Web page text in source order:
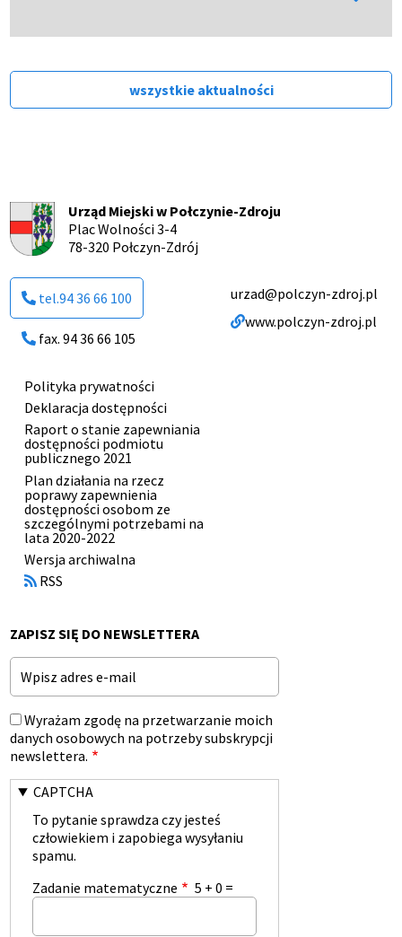
strony BIP…
wszystkie aktualności
Urząd Miejski w Połczynie-Zdroju
Plac Wolności 3-4
78-320 Połczyn-Zdrój
tel.94 36 66 100
fax. 94 36 66 105
urzad@polczyn-zdroj.pl
www.polczyn-zdroj.pl
Menu
stopki
Polityka prywatności
Deklaracja dostępności
Raport o stanie zapewniania
dostępności podmiotu
publicznego 2021
Plan działania na rzecz
poprawy zapewnienia
dostępności osobom ze
szczególnymi potrzebami na
lata 2020-2022
Otworzy
się
w
Wersja archiwalna
RSS
ZAPISZ SIĘ DO NEWSLETTERA
Email
Wyrażam zgodę na przetwarzanie moich
danych osobowych na potrzeby subskrypcji
newslettera.
CAPTCHA
To pytanie sprawdza czy jesteś
człowiekiem i zapobiega wysyłaniu
spamu.
Zadanie matematyczne
5 + 0 =